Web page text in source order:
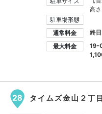
高
駐車場形態
通常料金
終
最大料金
19-
28 タイムズ金山２丁目